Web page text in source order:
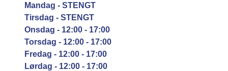
Mandag - STENGT
Tirsdag - STENGT
Onsdag - 12:00 - 17:00
Torsdag - 12:00 - 17:00
Fredag - 12:00 - 17:00
Lørdag - 12:00 - 17:00